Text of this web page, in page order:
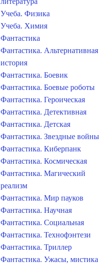
Учеба. Физика
Учеба. Химия
Фантастика
Фантастика. Альтернативная
история
Фантастика. Боевик
Фантастика. Боевые роботы
Фантастика. Героическая
Фантастика. Детективная
Фантастика. Детская
Фантастика. Звездные войны
Фантастика. Киберпанк
Фантастика. Космическая
Фантастика. Магический
реализм
Фантастика. Мир пауков
Фантастика. Научная
Фантастика. Социальная
Фантастика. Технофэнтези
Фантастика. Триллер
Фантастика. Ужасы, мистика